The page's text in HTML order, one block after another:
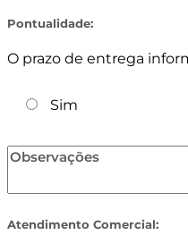
Pontualidade:
O prazo de entrega
Sim
Atendimento Comercial: